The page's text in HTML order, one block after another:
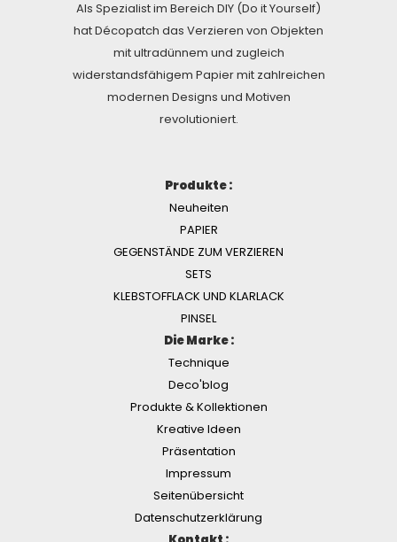
Als Spezialist im Bereich DIY (Do it Yourself)
hat Décopatch das Verzieren von Objekten
mit ultradünnem und zugleich
widerstandsfähigem Papier mit zahlreichen
modernen Designs und Motiven
revolutioniert.
Produkte :
Neuheiten
PAPIER
GEGENSTÄNDE ZUM VERZIEREN
SETS
KLEBSTOFFLACK UND KLARLACK
PINSEL
Die Marke :
Technique
Deco'blog
Produkte & Kollektionen
Kreative Ideen
Präsentation
Impressum
Seitenübersicht
Datenschutzerklärung